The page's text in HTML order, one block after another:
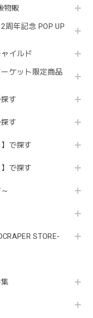
物販
周年記念 POP UP
イルド
ケット限定商品
探す
探す
】で探す
】で探す
STORE-